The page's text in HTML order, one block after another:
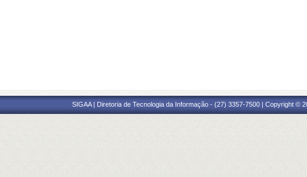
SIGAA | Diretoria de Tecnologia da Informação - (27) 3357-7500 | Copyright ©